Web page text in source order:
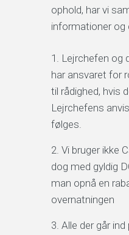
ophold, har vi
informationer og
Lejrchefen og
har ansvaret for
til rådighed, hvis
Lejrchefens
følges.
Vi bruger ikke
dog med gyldig
man opnå en
overnatningen
Alle der går